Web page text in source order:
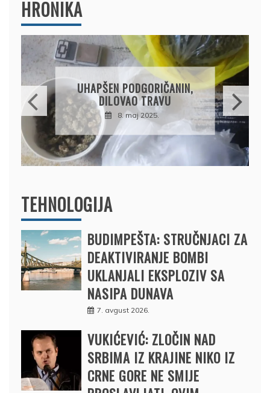
HRONIKA
DRŽAVLJANIN RUSIJE
OSUMNJIČEN DA JE
PRODAO TUĐI BMW,
DRŽAVU NAPUSTIO
BRODOM
12. februar 2025.
TEHNOLOGIJA
BUDIMPEŠTA: STRUČNJACI ZA
DEAKTIVIRANJE BOMBI
UKLANJALI EKSPLOZIV SA
NASIPA DUNAVA
7. avgust 2026.
VUKIĆEVIĆ: ZLOČIN NAD
SRBIMA IZ KRAJINE NIKO IZ
CRNE GORE NE SMIJE